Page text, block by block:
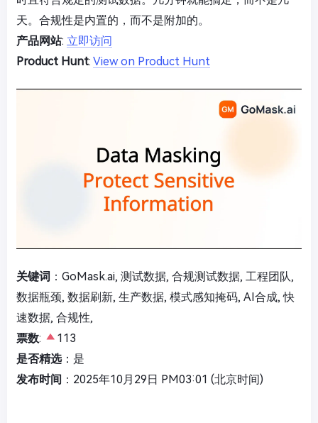
天。合规性是内置的，而不是附加的。
产品网站: 立即访问
Product Hunt: View on Product Hunt
关键词 ：GoMask.ai, 测试数据, 合规测试数据, 工程团队,
数据瓶颈, 数据刷新, 生产数据, 模式感知掩码, AI合成, 快
速数据, 合规性,
票数:
113
是否精选：是
发布时间 ：2025年10月29日 PM03:01 (北京时间)